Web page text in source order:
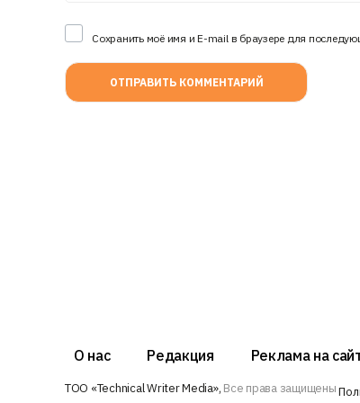
Сохранить моё имя и E-mail в браузере для
О нас Редакция Реклама на
ТОО «Technical Writer Media», Все права защищены